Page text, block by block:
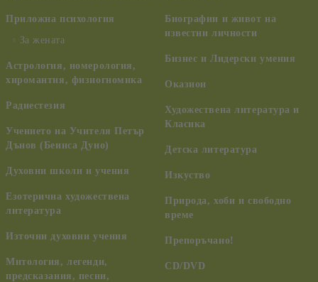
Приложна психология
За жената
Астрология, номерология,
хиромантия, физиогномика
Радиестезия
Учението на Учителя Петър
Дънов (Беинса Дуно)
Духовни школи и учения
Езотерична художествена
литература
Източни духовни учения
Митология, легенди,
предсказания, песни,
Биографии и живот на
известни личности
Бизнес и Лидерски умения
Оказион
Художествена литература и
Класика
Детска литература
Изкуство
Природа, хоби и свободно
време
Препоръчано!
CD/DVD